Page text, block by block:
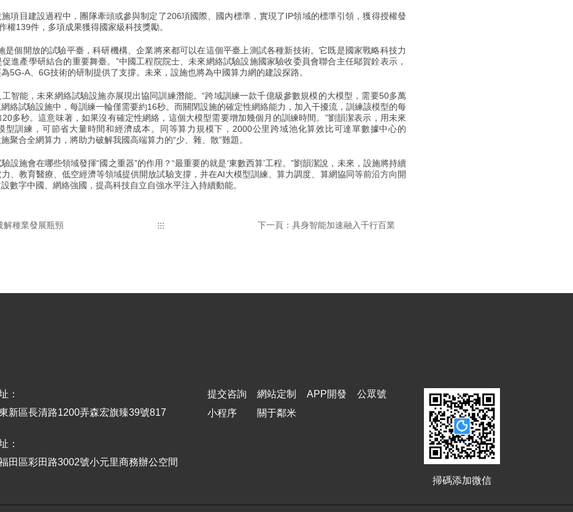
目建設過程中，團隊牽頭或參與制定了206項國際、國內標準，實現了IP領域的標準引領，獲得授權發
權139件，多項成果獲得國家級科技獎勵。
個開放的試驗平臺，科研機構、企業將來都可以在這個平臺上測試各種新技術。它既是國家戰略科技力
進產學研結合的重要舞臺。”中國工程院院士、未來網絡試驗設施國家驗收委員會聯合主任鄔賀銓表示，
5G-A、6G技術的研制提供了支撐。未來，設施也將為中國算力網的建設探路。
能，未來網絡試驗設施亦展現出協同訓練潛能。“跨域訓練一款千億級參數規模的大模型，需要50多萬
絡試驗設施中，每訓練一輪僅需要約16秒。而關閉設施的確定性網絡能力，加入干擾流，訓練該模型的每
多秒。這意味著，如果沒有確定性網絡，這個大模型需要增加幾個月的訓練時間。”劉韻潔表示，用未來
型訓練，可節省大量時間和經濟成本。同等算力規模下，2000公里跨域池化算效比可達單數據中心的
聚合全網算力，將助力破解我國高端算力的“少、雜、散”難題。
施會在哪些領域發揮“國之重器”的作用？“最重要的就是‘東數西算’工程。”劉韻潔說，未來，設施將持續
、教育醫療、低空經濟等領域提供開放試驗支撐，并在AI大模型訓練、算力調度、算網協同等前沿方向開
數字中國、網絡強國，提高科技自立自強水平注入持續動能。
解種業發展瓶頸 下一頁：具身智能加速融入千行百業
：
東新區長清路1200弄森宏旗臻39號817
：
田區彩田路3002號小元里商務辦公空間
提交咨詢 網站定制 APP開發
公眾號
小程序
關于鄰米
掃碼添加微信